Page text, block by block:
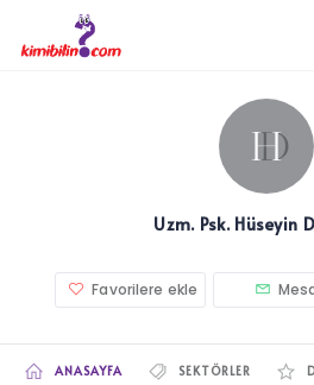
Uzm. Psk. Hüseyin
Favorilere ekle
ANASAYFA SEKTÖRLER